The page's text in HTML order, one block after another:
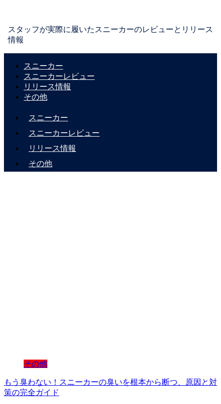
スタッフが実際に履いたスニーカーのレビューとリリース
情報
スニーカー
スニーカーレビュー
リリース情報
その他
スニーカー
スニーカーレビュー
リリース情報
その他
その他
もう臭わない！スニーカーの臭いを根本から断つ、原因と対
策の完全ガイド